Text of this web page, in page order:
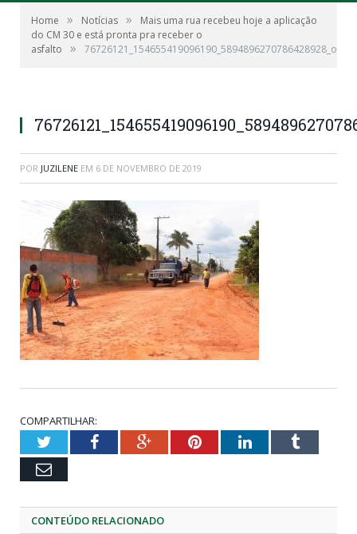
Home » Notícias »
Mais uma rua recebeu hoje a aplicação
do CM 30 e está pronta pra receber o
asfalto
» 76726121_154655419096190_5894896270786428928_o
POR JUZILENE EM 6 DE NOVEMBRO DE 2019
COMPARTILHAR:
TwitterFacebookGoogle+PinterestLinkedInTumblr
Email
CONTEÚDO RELACIONADO